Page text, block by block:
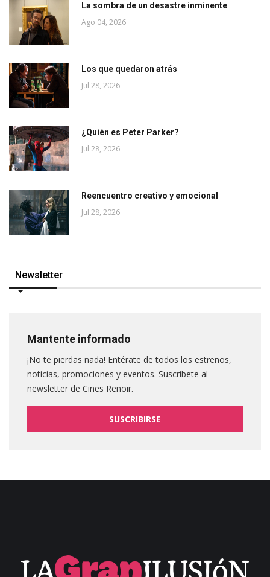
La sombra de un desastre inminente
Ago 04, 2026
Los que quedaron atrás
Jul 28, 2026
¿Quién es Peter Parker?
Jul 28, 2026
Reencuentro creativo y emocional
Jul 28, 2026
Newsletter
Mantente informado
¡No te pierdas nada! Entérate de todos los estrenos,
noticias, promociones y eventos. Suscribete al
newsletter de Cines Renoir.
SUSCRIBIRSE